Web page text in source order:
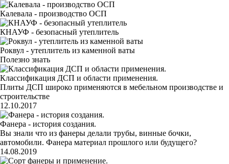
Калевала - производство ОСП
КНАУФ - безопасный утеплитель
Роквул - утеплитель из каменной ваты
Полезно знать
Классификация ДСП и области применения.
Плиты ДСП широко применяются в мебельном производстве и
строительстве
12.10.2017
Фанера - история создания.
Вы знали что из фанеры делали трубы, винные бочки,
автомобили. Фанера материал прошлого или будущего?
14.08.2019